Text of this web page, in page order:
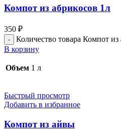
Компот из абрикосов 1л
350 ₽
Количество товара Компот из
В корзину
Объем 1 л
Быстрый просмотр
Добавить в избранное
Компот из айвы